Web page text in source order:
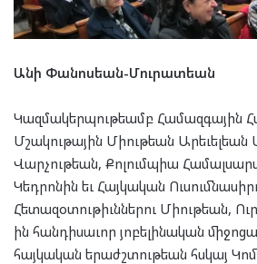
Անի Փանոսեան-Մուրատեան
Կազմակերպութեամբ Համազգային
Մշակութային Միութեան
Վարչութեան, Քոլումպիա
Կեդրոնին եւ Հայկական
Հետազօտութիւններու Միութեան,
ին հանդիսաւոր յոբելինական
հայկական երաժշտութեան հսկայ